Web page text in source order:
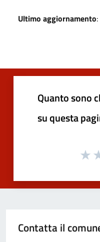
Ultimo aggiornamento
Quanto sono
su questa
Contatta il